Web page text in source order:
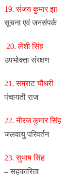
19. संजय कुमार झा
सूचना एवं जनसंपर्क
20. लेशी सिंह
उपभोक्ता संरक्षण
21. सम्राट चौधरी
पंचायती राज
22. नीरज कुमार सिंह
जलवायु परिवर्तन
23. सुभाष सिंह
– सहकारिता